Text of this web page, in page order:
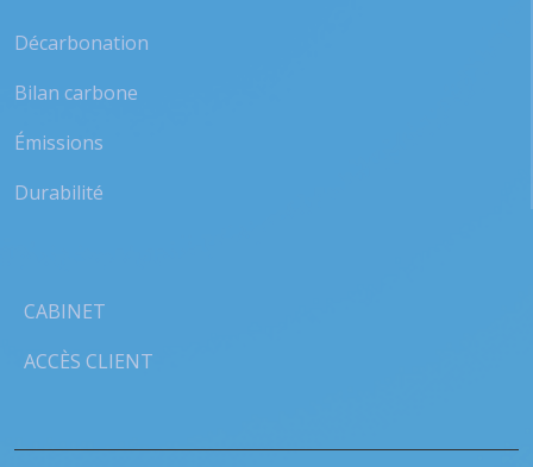
Décarbonation
Bilan carbone
Émissions
Durabilité
CABINET
ACCÈS CLIENT